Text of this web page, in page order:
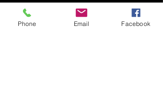
Phone Email Facebook